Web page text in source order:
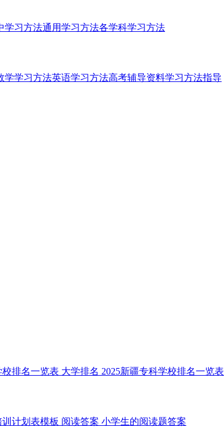
学习方法通用学习方法各学科学习方法
学学习方法英语学习方法高考辅导资料学习方法指导
校排名一览表 大学排名 2025新疆专科学校排名一览表
训计划表模板 阅读答案 小学生的阅读题答案